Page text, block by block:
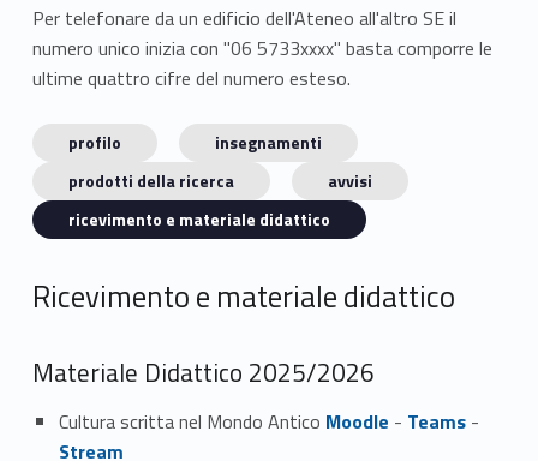
Per telefonare da un edificio dell'Ateneo all'altro SE il
numero unico inizia con "06 5733xxxx" basta comporre le
ultime quattro cifre del numero esteso.
profilo
insegnamenti
prodotti della ricerca
avvisi
ricevimento e materiale didattico
Ricevimento e materiale didattico
Materiale Didattico 2025/2026
Cultura scritta nel Mondo Antico Moodle - Teams-
Stream